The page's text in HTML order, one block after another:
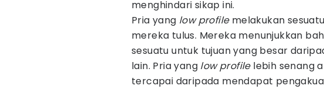
menghindari sikap ini.
Pria yang low profilemelakukan
mereka tulus. Mereka menunjukkan
sesuatu untuk tujuan yang besar
lain. Pria yang low profilelebih senang
tercapai daripada mendapat